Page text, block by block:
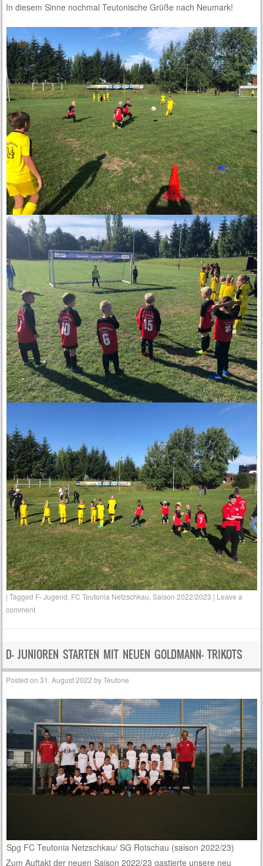
In diesem Sinne nochmal Teutonische Grüße nach Neumark!
|Tagged F- Jugend FC Teutonia Netzschkau ,Saison 2022/2023 | Leave a
comment
D- JUNIOREN STARTEN MIT NEUEN GOLDMANN- TRIKOTS
Posted on31. August 2022 byTeutone
Spg FC Teutonia Netzschkau/ SG Rotschau (saison 2022/23)
Zum Auftakt der neuen Saison 2022/23 gastierte unsere neu